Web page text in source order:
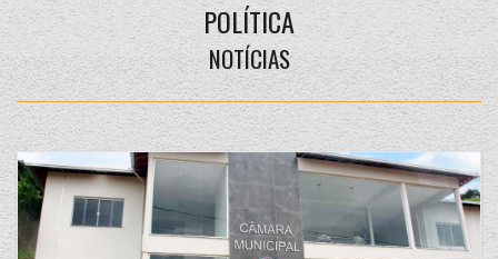
POLÍTICA
NOTÍCIAS